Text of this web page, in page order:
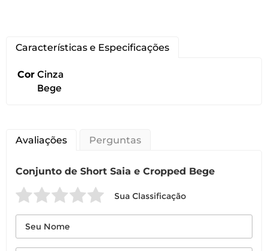
Você pode devolver este
produto gratuitamente.
a troca ou devolução caso seu produto
É importante revisar aspolíticas de
devolução
Características e Especificações
Cor Cinza
Bege
Avaliações Perguntas
Conjunto de Short Saia e Cropped Bege
Sua Classificação